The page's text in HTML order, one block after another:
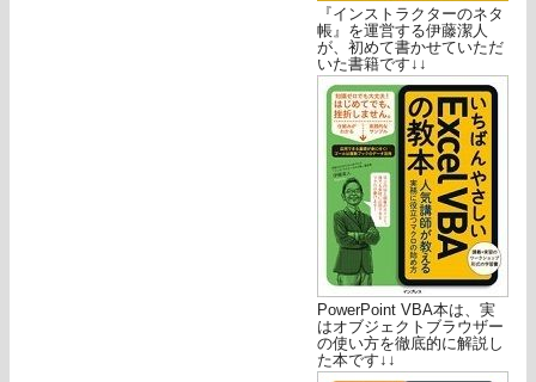
『インストラクターのネタ
帳』を運営する伊藤潔人
が、初めて書かせていただ
いた書籍です↓↓
PowerPoint VBA本は、実
はオブジェクトブラウザー
の使い方を徹底的に解説し
た本です↓↓